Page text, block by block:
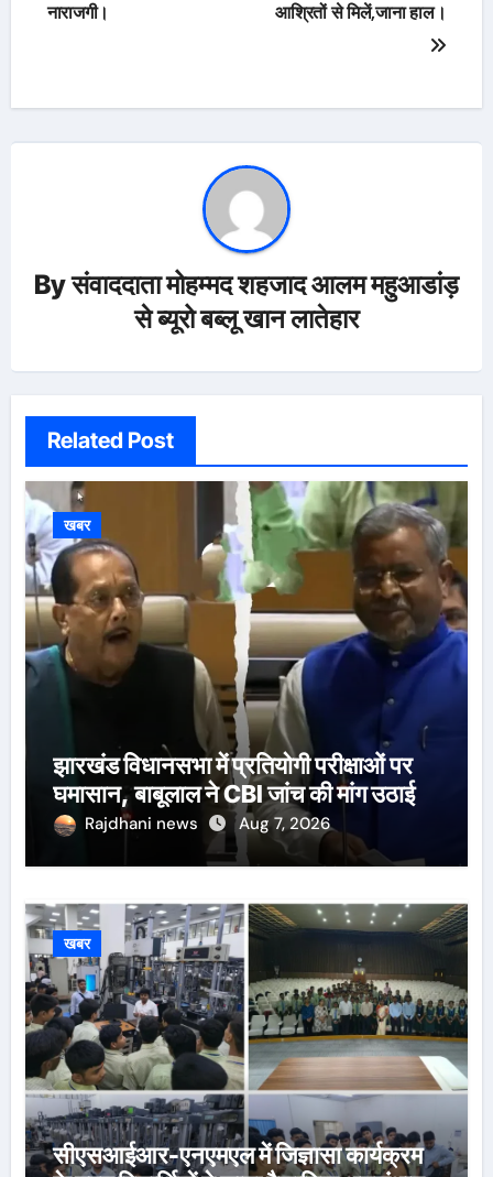
नाराजगी।
आश्रितों से मिलें,जाना हाल।
Byसंवाददाता मोहम्मद शहजाद आलम महुआडांड़
से ब्यूरो बब्लू खान लातेहार
Related Post
खबर
झारखंड विधानसभा में प्रतियोगी परीक्षाओं पर
घमासान, बाबूलाल ने CBI जांच की मांग उठाई
Rajdhani news Aug 7, 2026
खबर
सीएसआईआर-एनएमएल में जिज्ञासा कार्यक्रम